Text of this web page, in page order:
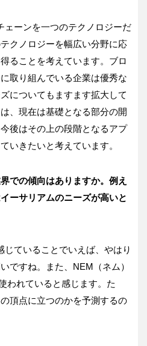
ェーンを一つのテクノロジーだ
クノロジーを幅広い分野に応
ることを考えています。ブロ
取り組んでいる企業は優秀な
についてもますます拡大して
、現在は基礎となる部分の開
後はその上の段階となるアプ
いきたいと考えています。
での傾向はありますか。例え
ーサリアムのニーズが高いと
じていることでいえば、やはり
ですね。また、NEM（ネム）
われていると感じます。た
頂点に立つのかを予測するの